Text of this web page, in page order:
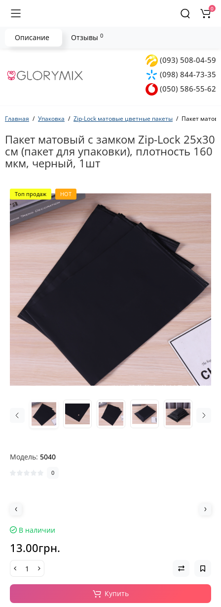
(093) 508-04-59
(098) 844-73-35
(050) 586-55-62
0
Главная Упаковка Zip-Lock матовые цветные пакеты Пакет
Пакет матовый с замком Zip-Lock 25х30
см (пакет для упаковки), плотность 160
мкм, черный, 1шт
Топ продаж HOT
Модель: 5040
0
В наличии
13.00грн.
Купить
Описание Отзывы 0